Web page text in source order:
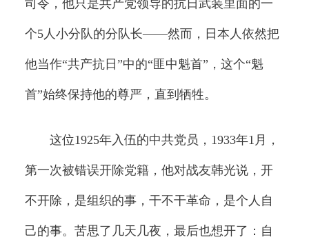
司令，他只是共产党领导的抗日武装里面的一
个5人小分队的分队长——然而，日本人依然把
他当作“共产抗日”中的“匪中魁首”，这个“魁
首”始终保持他的尊严，直到牺牲。
这位1925年入伍的中共党员，1933年1月，
第一次被错误开除党籍，他对战友韩光说，开
不开除，是组织的事，干不干革命，是个人自
己的事。苦思了几天几夜，最后也想开了：自